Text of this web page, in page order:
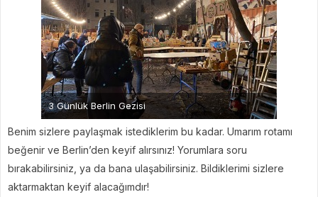
3 Günlük Berlin Gezisi
Benim sizlere paylaşmak istediklerim bu kadar. Umarım rotamı
beğenir ve Berlin’den keyif alırsınız! Yorumlara soru
bırakabilirsiniz, ya da bana ulaşabilirsiniz. Bildiklerimi sizlere
aktarmaktan keyif alacağımdır!